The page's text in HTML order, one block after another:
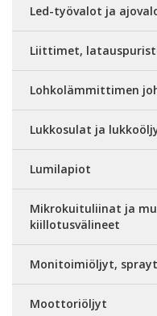
Led-työvalot ja
Liittimet,
Lohkolämmittimen
Lukkosulat ja
Lumilapiot
Mikrokuituliinat ja
kiillotusvälineet
Monitoimiöljyt,
Moottoriöljyt